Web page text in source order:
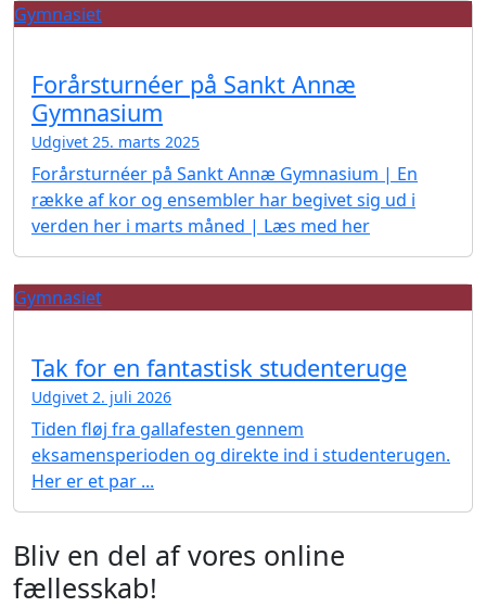
Gymnasiet
Forårsturnéer på Sankt Annæ
Gymnasium
Udgivet 25. marts 2025
Forårsturnéer på Sankt Annæ Gymnasium | En
række af kor og ensembler har begivet sig ud i
verden her i marts måned | Læs med her
Gymnasiet
Tak for en fantastisk studenteruge
Udgivet 2. juli 2026
Tiden fløj fra gallafesten gennem
eksamensperioden og direkte ind i studenterugen.
Her er et par ...
Bliv en del af vores online
fællesskab!